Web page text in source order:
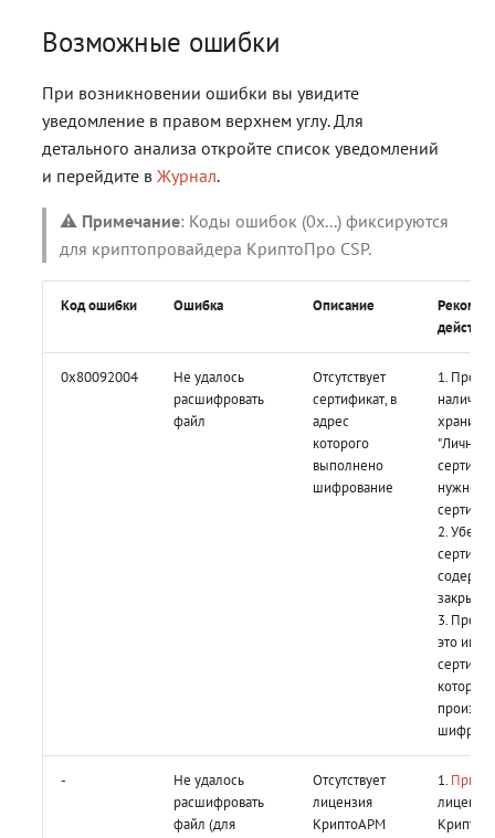
Возможные ошибки
При возникновении ошибки вы увидите
уведомление в правом верхнем углу. Для
детального анализа откройте список уведомлений
и перейдите вЖурнал.
⚠️ Примечание: Коды ошибок (0x...) фиксируются
для криптопровайдера КриптоПро CSP.
Код ошибки Ошибка Описание
0x80092004
Не удалось
расшифровать
файл
Отсутствует
сертификат, в
адрес
которого
выполнено
шифрование
1.
наличие
"Личные
нужного
2.
3.
это
которым
-
Не удалось
расшифровать
файл (для
Отсутствует
лицензия
КриптоАРМ
1.